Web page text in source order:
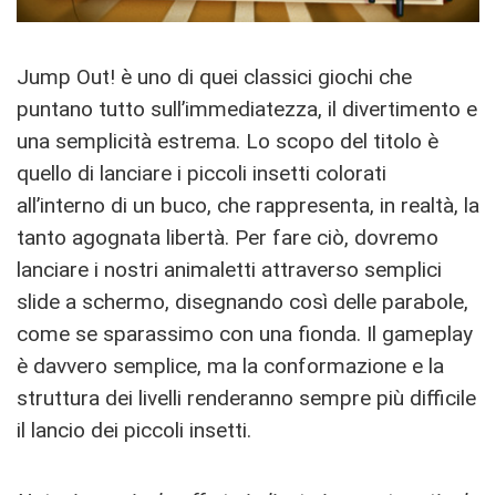
Jump Out! è uno di quei classici giochi che
puntano tutto sull’immediatezza, il divertimento e
una semplicità estrema. Lo scopo del titolo è
quello di lanciare i piccoli insetti colorati
all’interno di un buco, che rappresenta, in realtà, la
tanto agognata libertà. Per fare ciò, dovremo
lanciare i nostri animaletti attraverso semplici
slide a schermo, disegnando così delle parabole,
come se sparassimo con una fionda. Il gameplay
è davvero semplice, ma la conformazione e la
struttura dei livelli renderanno sempre più difficile
il lancio dei piccoli insetti.